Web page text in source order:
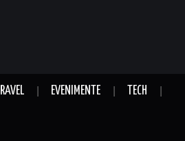
TRAVEL EVENIMENTE TECH